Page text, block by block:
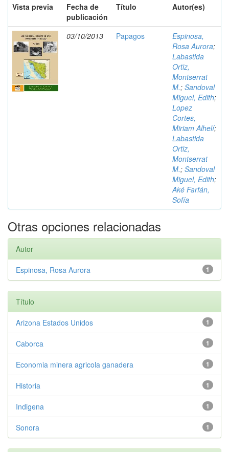
Vista previa
Fecha de
publicación
Título Autor(es)
03/10/2013 Papagos
Espinosa,
Rosa Aurora;
Labastida
Ortiz,
Montserrat
M.; Sandoval
Miguel, Edith;
Lopez
Cortes,
Miriam Alhelí;
Labastida
Ortiz,
Montserrat
M.; Sandoval
Miguel, Edith;
Aké Farfán,
Sofía
Otras opciones relacionadas
Autor
1
Espinosa, Rosa Aurora
Título
1
Arizona Estados Unidos
1
Caborca
1
Economia minera agricola ganadera
1
Historia
1
Indigena
1
Sonora